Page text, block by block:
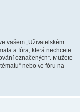
vašem „Uživatelském
a fóra, která nechcete
označených“. Můžete
nebo ve fóru na